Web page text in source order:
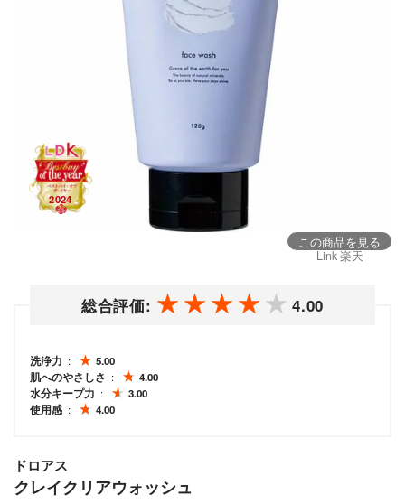
この商品を見る
Link 楽天
総合評価: 4.00
洗浄力
5.00
肌へのやさしさ
4.00
水分キープ力
3.00
使用感
4.00
ドロアス
クレイクリアウォッシュ